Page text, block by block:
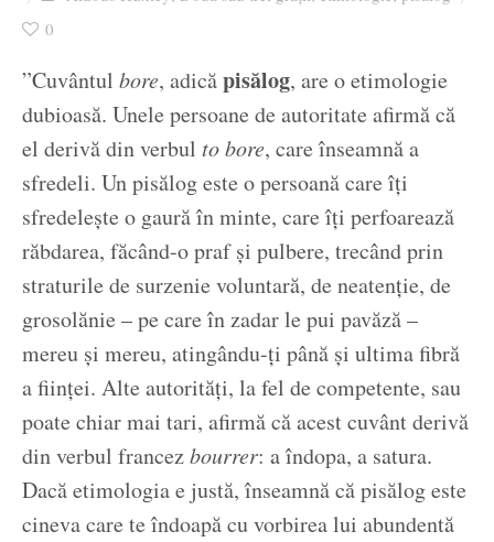
0
”Cuvântul bore, adicăpisălog, are o etimologie
dubioasă. Unele persoane de autoritate afirmă că
el derivă din verbul to bore, care înseamnă a
sfredeli. Un pisălog este o persoană care îți
sfredelește o gaură în minte, care îți perfoarează
răbdarea, făcând-o praf și pulbere, trecând prin
straturile de surzenie voluntară, de neatenție, de
grosolănie – pe care în zadar le pui pavăză –
mereu și mereu, atingându-ți până și ultima fibră
a ființei. Alte autorități, la fel de competente, sau
poate chiar mai tari, afirmă că acest cuvânt derivă
din verbul francezbourrer: a îndopa, a satura.
Dacă etimologia e justă, înseamnă că pisălog este
cineva care te îndoapă cu vorbirea lui abundentă